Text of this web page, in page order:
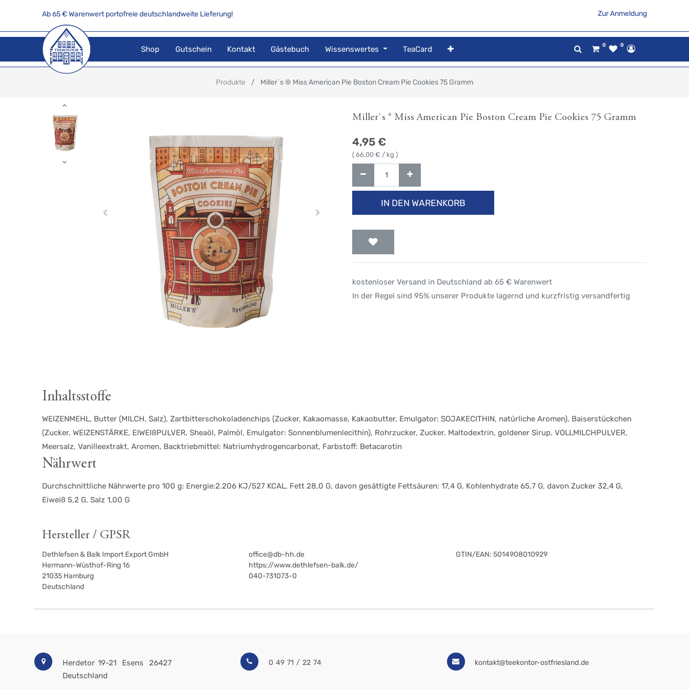
Ab 65 € Warenwert portofreie deutschlandweite Lieferung! Zur Anmeldung
Shop Gutschein Kontakt Gästebuch Wissenswertes TeaCard 0 0
Produkte Miller`s ® Miss American Pie Boston Cream Pie Cookies 75 Gramm
Miller`s ® Miss American Pie Boston Cream Pie Cookies 75 Gramm
4,95 €
( 66,00 € / kg )
IN DEN WARENKORB
kostenloser Versand in Deutschland ab 65 € Warenwert
In der Regel sind 95% unserer Produkte lagernd und kurzfristig versandfertig
Inhaltsstoffe
WEIZENMEHL, Butter (MILCH, Salz), Zartbitterschokoladenchips (Zucker, Kakaomasse, Kakaobutter, Emulgator: SOJAKECITHIN, natürliche Aromen), Baiserstückchen
(Zucker, WEIZENSTÄRKE, EIWEIßPULVER, Sheaöl, Palmöl, Emulgator: Sonnenblumenlecithin), Rohrzucker, Zucker, Maltodextrin, goldener Sirup, VOLLMILCHPULVER,
Meersalz, Vanilleextrakt, Aromen, Backtriebmittel: Natriumhydrogencarbonat, Farbstoff: Betacarotin
Nährwert
Durchschnittliche Nährwerte pro 100 g: Energie:2.206 KJ/527 KCAL, Fett 28,0 G, davon gesättigte Fettsäuren: 17,4 G, Kohlenhydrate 65,7 G, davon Zucker 32,4 G,
Eiweiß 5,2 G, Salz 1,00 G
Hersteller / GPSR
Dethlefsen & Balk Import Export GmbH
Hermann-Wüsthof-Ring 16
21035 Hamburg
Deutschland
office@db-hh.de
https://www.dethlefsen-balk.de/
040-731073-0
GTIN/EAN: 5014908010929
Herdetor 19-21 Esens
26427
Deutschland
0 49 71 / 22 74 kontakt@teekontor-ostfriesland.de